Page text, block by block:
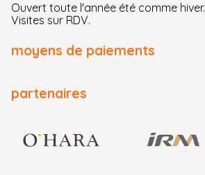
Ouvert toute l'année été comme hiver.
Visites sur RDV.
moyens de paiements
partenaires